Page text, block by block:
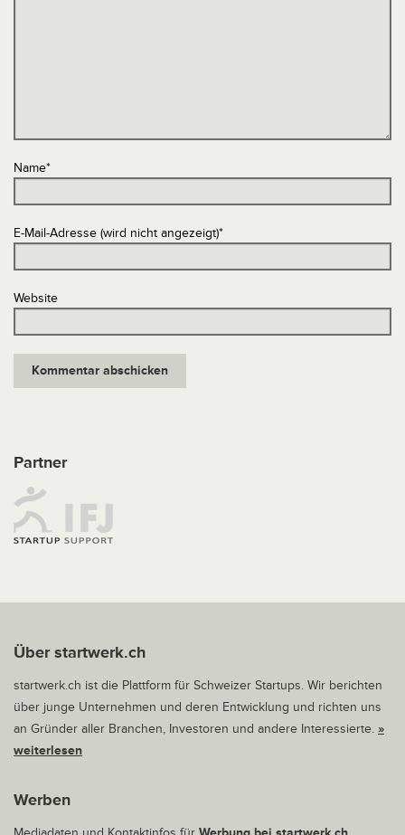
Name*
E-Mail-Adresse (wird nicht angezeigt)*
Website
Partner
Über startwerk.ch
startwerk.ch ist die Plattform für Schweizer Startups. Wir berichten
über junge Unternehmen und deren Entwicklung und richten uns
an Gründer aller Branchen, Investoren und andere Interessierte. »
weiterlesen
Werben